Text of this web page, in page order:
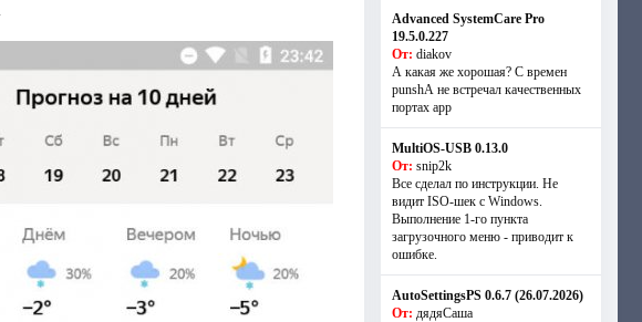
Advanced SystemCare Pro
19.5.0.227
От: diakov
А какая же хорошая? С времен
punshА не встречал качественных
портах app
MultiOS-USB 0.13.0
От: snip2k
Все сделал по инструкции. Не
видит ISO-шек с Windows.
Выполнение 1-го пункта
загрузочного меню - приводит к
ошибке.
AutoSettingsPS 0.6.7 (26.07.2026)
От: дядяСаша